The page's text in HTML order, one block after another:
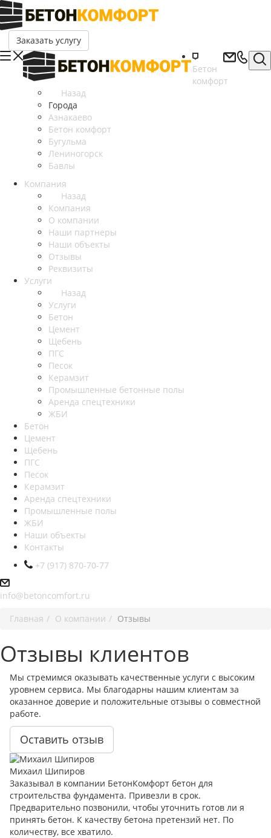
Заказать услугу
Бетон
комфорт
Назад
Города
Азнакаево
Бетон комфорт
Бугульма
Лениногорск
Бавлы
Компания
Назад
Компания
О компании
Наши партнеры
Наши объекты
Отзывы
Реквизиты
Услуги
Назад
Услуги
Бетон
Цемент
Щебень
ПГС
Песок
Керамзит
Промышленные бетонные полы
Аренда спецтехники
ЖБИ
Бетон
Цемент
Щебень
ПГС
Песок
Керамзит
Аренда спецтехники
Промышленные полы
ЖБИ
Наши объекты
Контакты
+7 (917) 870-70-77
info@betoncomfort.ru
Главная
О компании Отзывы
Отзывы клиентов
Мы стремимся оказывать качественные услуги с высоким
уровнем сервиса. Мы благодарны нашим клиентам за
оказанное доверие и положительные отзывы о совместной
работе.
Оставить отзыв
Михаил Шипиров
Заказывал в компании БетонКомфорт бетон для
строительства фундамента. Привезли в срок.
Предварительно позвонили, чтобы уточнить готов ли я
принять бетон. К качеству бетона претензий нет. По
количеству, все хватило.